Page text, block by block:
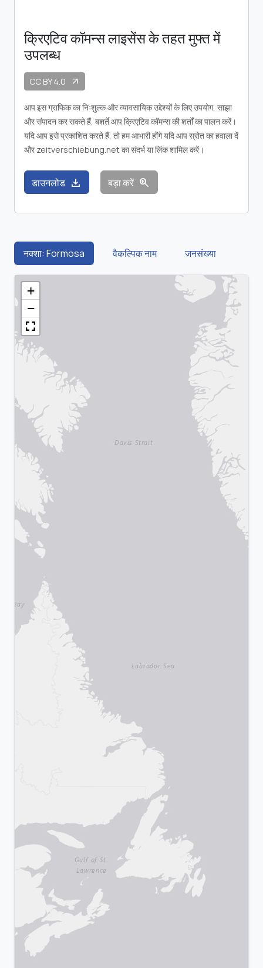
क्रिएटिव कॉमन्स लाइसेंस के तहत मुफ्त में
उपलब्ध
CC BY 4.0 arrow_outward
आप इस ग्राफिक का निःशुल्क और व्यावसायिक उद्देश्यों के लिए उपयोग, साझा
और संपादन कर सकते हैं, बशर्ते आप क्रिएटिव कॉमन्स की शर्तों का पालन करें।
यदि आप इसे प्रकाशित करते हैं, तो हम आभारी होंगे यदि आप स्रोत का हवाला दें
और zeitverschiebung.net का संदर्भ या लिंक शामिल करें।
डाउनलोड download बड़ा करें zoom_in
नक्शा: Formosa वैकल्पिक नाम जनसंख्या
+
−